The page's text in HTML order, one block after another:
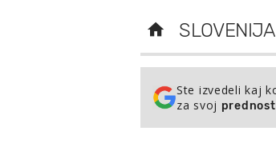
SLOVENIJA
Ste izvedeli kaj
za svoj